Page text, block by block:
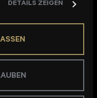
DETAILS ZEIGEN